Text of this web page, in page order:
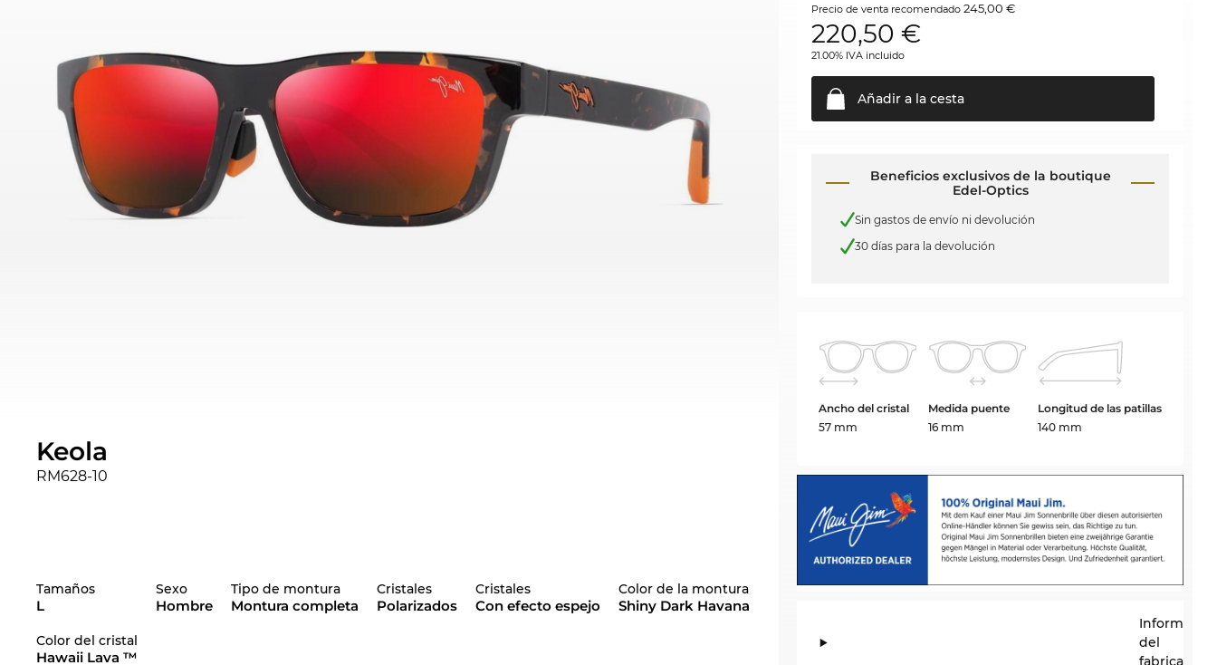
Keola
RM628-10
Tamaños
L
Sexo
Hombre
Tipo de montura
Montura completa
Cristales
Polarizados
Cristales
Con efecto espejo
Color de la montura
Shiny Dark Havana
Color del cristal
Hawaii Lava ™
Precio de venta recomendado245,00 €
220,50 €
21.00% IVA incluido
Añadir a la cesta
Beneficios exclusivos de la boutique
Edel-Optics
Sin gastos de envío ni devolución
30 días para la devolución
Ancho del cristal
57 mm
Medida puente
16 mm
Longitud de las patillas
140 mm
del
fabricante